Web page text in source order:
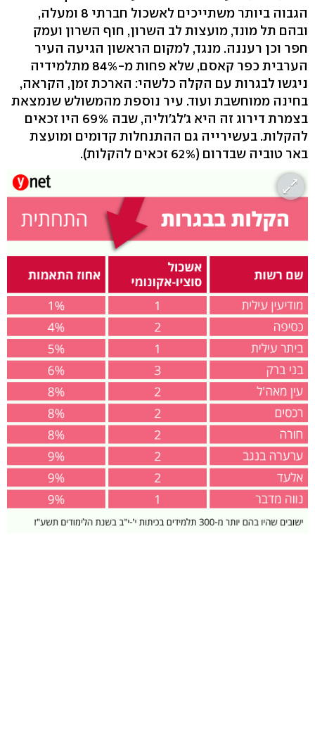
הגבוה ביותר משתייכים לאשכול חברתי 8 ומעלה,
ובהם תל מונד, מועצות לב השרון, חוף השרון ועמק
חפר וכן רעננה. מנגד, למקום הראשון הגיעה העיר
הערבית כפר קאסם, שלא פחות מ-84% מתלמידיה
ניגשו לבגרות עם הקלה כלשהי: הארכת זמן, הקראה,
בחינה ממוחשבת ועוד. עיר נוספת מהמשולש שנמצאת
בצמרת דירוג זה היא ג'לג'וליה, שבה 69% היו זכאים
להקלות. בעשירייה גם ההתנחלות קדומים ומועצת
באר טוביה שבדרום (62% זכאים להקלות).